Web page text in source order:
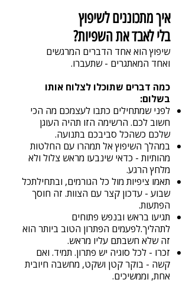
איך מתכוננים לשיפוץ
בלי לאבד את השפיות?
שיפוץ הוא אחד הדברים המרגשים
ואחד המאתגרים - שתעברו.
כמה דברים שתוכלו לצלוח אותו
בשלום:
לפני שמתחילים כתבו לעצמכם מה הכי
חשוב לכם. הרשימה הזו תהיה העוגן
שלכם כשהכל סביבכם בתנועה.
במהלך השיפוץ אל תמהרו עם החלטות
מהותיות - כדאי שינבעו מראש צלול ולא
מלחץ הרגע.
תאמו ציפיות מול כל הגורמים, ובתחילתכל
שבוע - עדכון קצר עם הצוות. זה חוסך
הפתעות.
תגיעו בראש ובנפש פתוחים
לתהליך.לפעמים הפתרון הטוב ביותר הוא
זה שלא חשבתם עליו מראש.
זכרו - לכל סוגיה יש פתרון. תמיד. ואם
קשה - בוקר קטן ושקט, מחשבה חיובית
אחת, וממשיכים.